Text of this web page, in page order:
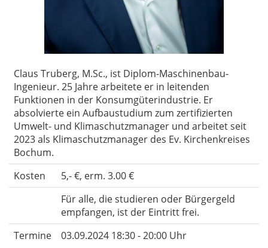
Claus Truberg, M.Sc., ist Diplom-Maschinenbau-
Ingenieur. 25 Jahre arbeitete er in leitenden
Funktionen in der Konsumgüterindustrie. Er
absolvierte ein Aufbaustudium zum zertifizierten
Umwelt- und Klimaschutzmanager und arbeitet seit
2023 als Klimaschutzmanager des Ev. Kirchenkreises
Bochum.
Kosten
5,- €, erm. 3.00 €
Für alle, die studieren oder Bürgergeld
empfangen, ist der Eintritt frei.
Termine
03.09.2024 18:30 - 20:00 Uhr